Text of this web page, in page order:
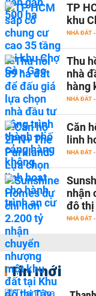
TP
khu
NHÀ ĐẤT -
Thu
nhà
hàng
NHÀ ĐẤT -
Căn
linh
NHÀ ĐẤT -
nhận
đô thị
NHÀ ĐẤT -
Tin mới